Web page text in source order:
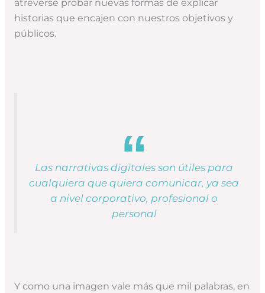
atreverse probar nuevas formas de explicar
historias que encajen con nuestros objetivos y
públicos.
Las narrativas digitales son útiles para
cualquiera que quiera comunicar, ya sea
a nivel corporativo, profesional o
personal
Y como una imagen vale más que mil palabras, en